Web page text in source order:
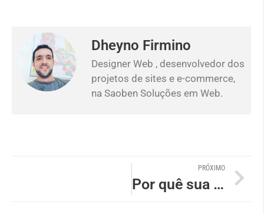
Dheyno Firmino
Designer Web , desenvolvedor dos
projetos de sites e e-commerce,
na Saoben Soluções em Web.
PRÓXIMO
Por quê sua empresa precisa de um site?